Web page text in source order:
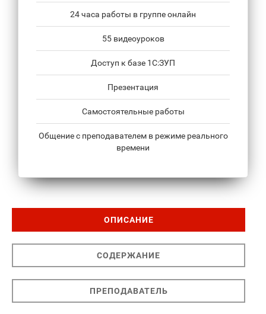
24 часа работы в группе онлайн
55 видеоуроков
Доступ к базе 1С:ЗУП
Презентация
Самостоятельные работы
Общение с преподавателем в режиме реального
времени
ОПИСАНИЕ
СОДЕРЖАНИЕ
ПРЕПОДАВАТЕЛЬ